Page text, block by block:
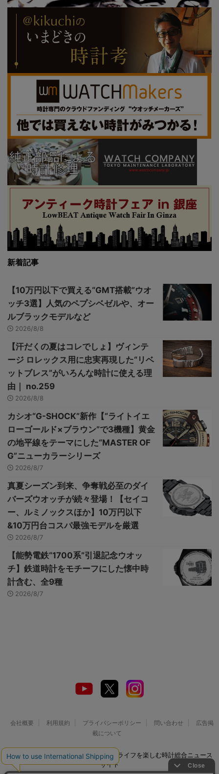
新着記事
【10万円以下で買える“GMT搭載”ウオ
ッチ3選】人気のペプシベゼルや、オー
ルブラックモデルなど
2026/8/8
【汗だくの夏はコレでしょ】ヴィンテ
ージ ロレックス用に忠実再現した“リベ
ットブレス”がいろんな時計に使える理
由｜ no.259
2026/8/8
カシオ“G-SHOCK”新作【“ライトイエ
ローゴールド×ブラウン”で3機種】黄金
の地平線をテーマにした“MASTER OF
G”ニューカラーシリーズ
2026/8/7
真夏シーズン到来、争奪戦必至のダイ
バーズウオッチが続々登場！【セイコ
ー、ルミノックスほか】10万円以下
&10万円台コスパ最強モデルを厳選
2026/8/7
【能勢電鉄“1700系”引退記念ウオッ
チ】鉄道時計をモチーフにした懐中時
計含む、全9種
2026/8/7
会社概要 利用規約 プライバシーポリシー 問い合わせ
広告掲
載について
© 2026 Watch LIFE NEWS｜ウオッチライフを楽しむ時計総合ニュース
サイト